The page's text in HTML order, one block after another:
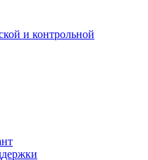
и контрольной